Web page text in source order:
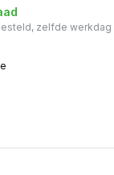
zelfde werkdag